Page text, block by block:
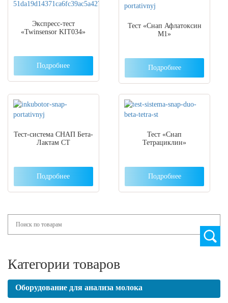
Экспресс-тест
«Twinsensor KIT034»
Подробнее
Тест «Снап Афлатоксин
М1»
Подробнее
Тест-система СНАП Бета-
Лактам СТ
Подробнее
Тест «Снап
Тетрациклин»
Подробнее
Категории товаров
Оборудование для анализа молока